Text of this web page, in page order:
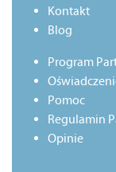
Kontakt
Blog
Program
Pomoc
Regulamin
Opinie